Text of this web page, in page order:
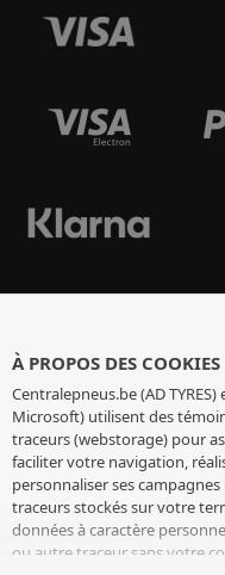
À PROPOS DES
Centralepneus.be (AD
Microsoft) utilisent des
traceurs (webstorage) pour
faciliter votre navigation,
personnaliser ses
traceurs stockés sur votre
données à caractère
ou autre traceur sans votre